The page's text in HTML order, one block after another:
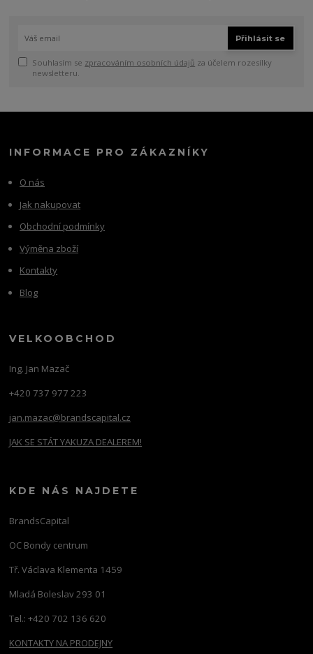
Přihlásit se
Souhlasím se zpracováním osobních údajů za účelem rozesílky
newsletteru.
INFORMACE PRO ZÁKAZNÍKY
O nás
Jak nakupovat
Obchodní podmínky
Výměna zboží
Kontakty
Blog
VELKOOBCHOD
Ing. Jan Mazač
+420 737 977 223
jan.mazac@brandscapital.cz
JAK SE STÁT YAKUZA DEALEREM!
KDE NÁS NAJDETE
BrandsCapital
OC Bondy centrum
Tř. Václava Klementa 1459
Mladá Boleslav 293 01
Tel.: +420 702 136 620
KONTAKTY NA PRODEJNY